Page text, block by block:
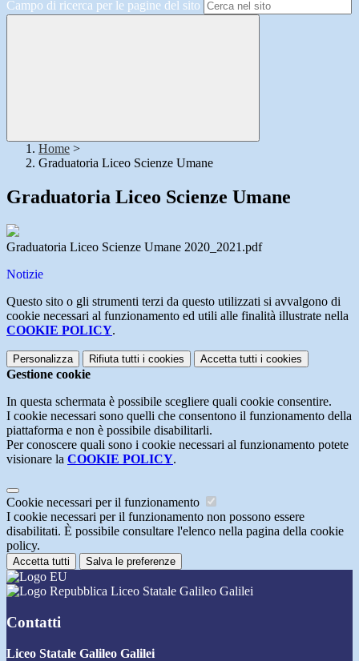
Campo di ricerca per le pagine del sito
Home >
Graduatoria Liceo Scienze Umane
Graduatoria Liceo Scienze Umane
Graduatoria Liceo Scienze Umane 2020_2021.pdf
Notizie
Questo sito o gli strumenti terzi da questo utilizzati si avvalgono di
cookie necessari al funzionamento ed utili alle finalità illustrate nella
COOKIE POLICY.
Personalizza Rifiuta tutti i cookies Accetta tutti i cookies
Gestione cookie
In questa schermata è possibile scegliere quali cookie consentire.
I cookie necessari sono quelli che consentono il funzionamento della
piattaforma e non è possibile disabilitarli.
Per conoscere quali sono i cookie necessari al funzionamento potete
visionare la COOKIE POLICY.
Cookie necessari per il funzionamento
I cookie necessari per il funzionamento non possono essere
disabilitati. È possibile consultare l'elenco nella pagina della cookie
policy.
Accetta tutti Salva le preferenze
Liceo Statale Galileo Galilei
Contatti
Liceo Statale Galileo Galilei